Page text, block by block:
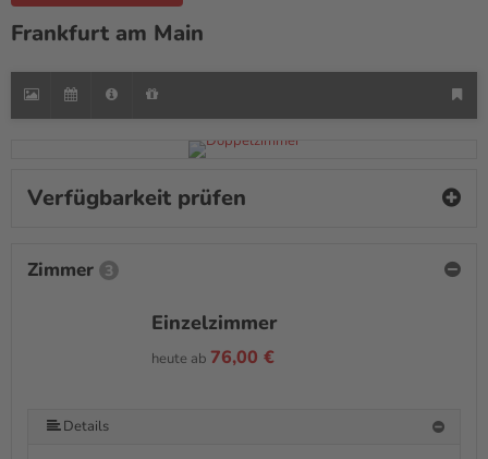
Frankfurt am Main
Verfügbarkeit prüfen
Zimmer 3
Einzelzimmer
heute ab 76,00 €
Details